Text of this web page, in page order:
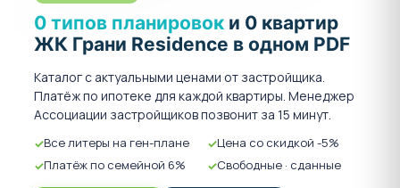
облицовка дома — клинкерный кирпич,
клинкерная плитка и композитные панели;
Готовность квартир в жилом комплексе Грани
Residence на момент сдачи дома:
свободная планировка без колонн внутри
жилых помещений;
панорамное остекление;
0 типов планировок и 0 квартир
ЖК Грани Residence в одном PDF
Каталог с актуальными ценами от застройщика.
Платёж по ипотеке для каждой квартиры. Менеджер
Ассоциации застройщиков позвонит за 15 минут.
Все литеры на ген-плане
Цена со скидкой -5%
Платёж по семейной 6%
Свободные · сданные